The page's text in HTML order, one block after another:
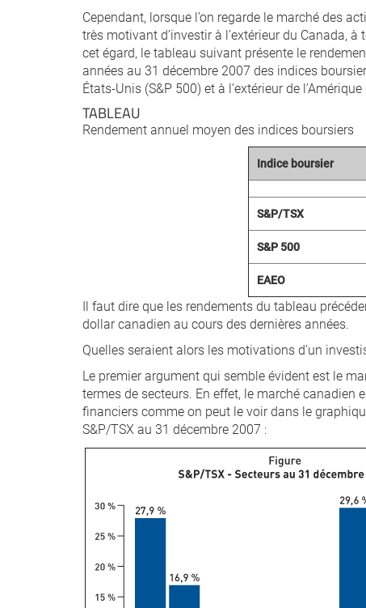
Cependant, lorsque l’on regarde le marché des
très motivant d’investir à l’extérieur du Canada,
cet égard, le tableau suivant présente le
années au 31 décembre 2007 des indices
États-Unis (S&P 500) et à l’extérieur de
TABLEAU
Rendement annuel moyen des indices boursiers
Indice boursier
S&P/TSX
S&P 500
EAEO
Il faut dire que les rendements du tableau
dollar canadien au cours des dernières années.
Quelles seraient alors les motivations d’un
Le premier argument qui semble évident est le
termes de secteurs. En effet, le marché canadien
financiers comme on peut le voir dans le
S&P/TSX au 31 décembre 2007 :